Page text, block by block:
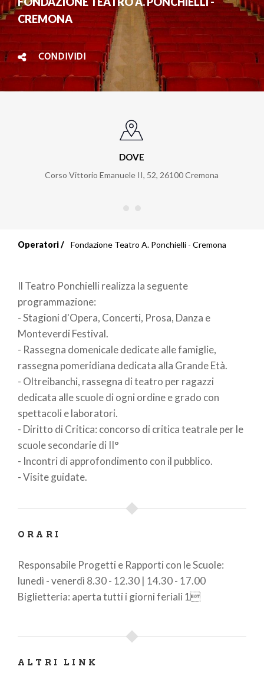
CREMONA
CONDIVIDI
DOVE
Corso Vittorio Emanuele II, 52, 26100Cremona
Briciole
di
pane
Operatori Fondazione Teatro A. Ponchielli - Cremona
Il Teatro Ponchielli realizza la seguente
programmazione:
- Stagioni d'Opera, Concerti, Prosa, Danza e
Monteverdi Festival.
- Rassegna domenicale dedicate alle famiglie,
rassegna pomeridiana dedicata alla Grande Età.
- Oltreibanchi, rassegna di teatro per ragazzi
dedicata alle scuole di ogni ordine e grado con
spettacoli e laboratori.
- Diritto di Critica: concorso di critica teatrale per le
scuole secondarie di II°
- Incontri di approfondimento con il pubblico.
- Visite guidate.
ORARI
Responsabile Progetti e Rapporti con le Scuole:
lunedì - venerdì 8.30 - 12.30 | 14.30 - 17.00
Biglietteria: aperta tutti i giorni feriali 1
ALTRI LINK